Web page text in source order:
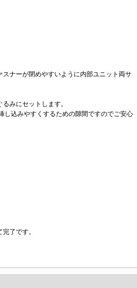
ナーが閉めやすいように内部ユニット両サ
みにセットします。
込みやすくするための隙間ですのでご安心
了です。